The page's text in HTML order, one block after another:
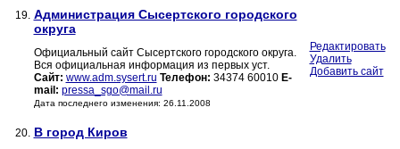
19. Администрация Сысертского городского
округа
Официальный сайт Сысертского городского округа.
Вся официальная информация из первых уст.
Сайт: www.adm.sysert.ru Телефон: 34374 60010 E-
mail: pressa_sgo@mail.ru
Дата последнего изменения: 26.11.2008
Редактировать
Удалить
Добавить сайт
20. В город Киров